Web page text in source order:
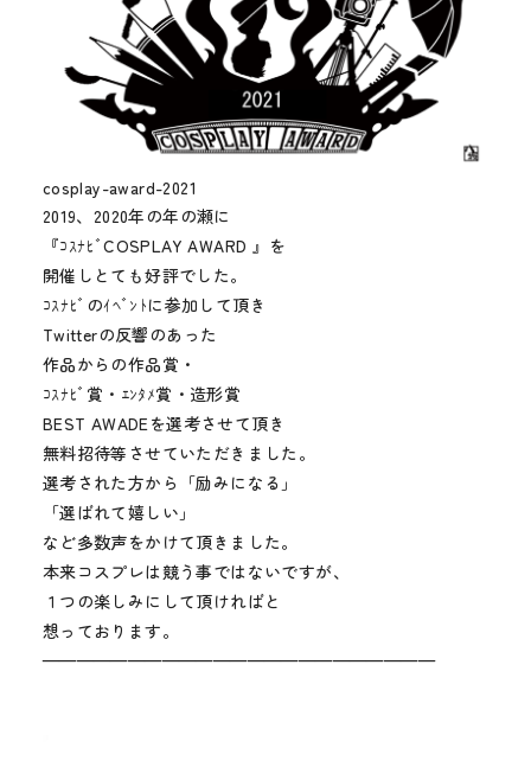
ショッカー
スタジオ
メディア
cosplay-award-2021
2019、2020年の年の瀬に
『ｺｽﾅﾋﾞCOSPLAY AWARD 』を
開催しとても好評でした。
ｺｽﾅﾋﾞのｲﾍﾞﾝﾄに参加して頂き
Twitterの反響のあった
作品からの作品賞・
ｺｽﾅﾋﾞ賞・ｴﾝﾀﾒ賞・造形賞
BEST AWADEを選考させて頂き
無料招待等させていただきました。
選考された方から「励みになる」
「選ばれて嬉しい」
など多数声をかけて頂きました。
本来コスプレは競う事ではないですが、
１つの楽しみにして頂ければと
想っております。
———————————————————————